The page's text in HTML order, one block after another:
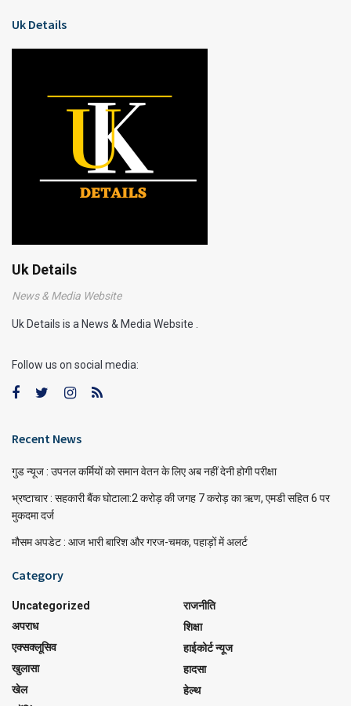
Uk Details
Uk Details
News & Media Website
Uk Details is a News & Media Website .
Follow us on social media:
Recent News
गुड न्यूज : उपनल कर्मियों को समान वेतन के लिए अब नहीं देनी होगी परीक्षा
भ्रष्टाचार : सहकारी बैंक घोटाला:2 करोड़ की जगह 7 करोड़ का ऋण, एमडी सहित 6 पर
मुकदमा दर्ज
मौसम अपडेट : आज भारी बारिश और गरज-चमक, पहाड़ों में अलर्ट
Category
Uncategorized
अपराध
एक्सक्लूसिव
खुलासा
खेल
राजनीति
शिक्षा
हाईकोर्ट न्यूज
हादसा
हेल्थ